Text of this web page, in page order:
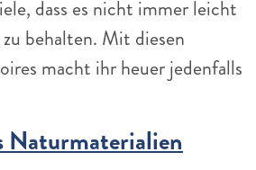
dass es nicht immer leicht
behalten. Mit diesen
macht ihr heuer jedenfalls
Naturmaterialien